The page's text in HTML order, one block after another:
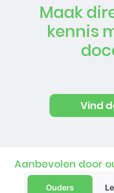
Maak
kennis
Vind
Aanbevolen door
Ouders